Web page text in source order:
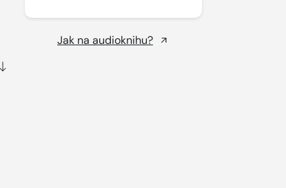
Jak na audioknihu?